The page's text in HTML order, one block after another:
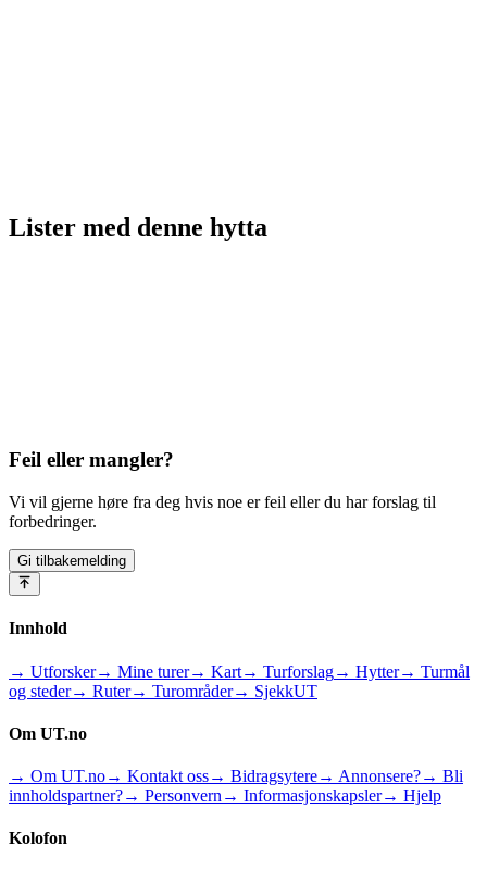
Lister med denne hytta
Feil eller mangler?
Vi vil gjerne høre fra deg hvis noe er feil eller du har forslag til
forbedringer.
Gi tilbakemelding
Innhold
→ Utforsker→ Mine turer→ Kart→ Turforslag→ Hytter→ Turmål
og steder→ Ruter→ Turområder→ SjekkUT
Om UT.no
→ Om UT.no→ Kontakt oss→ Bidragsytere→ Annonsere?→ Bli
innholdspartner?→ Personvern → Informasjonskapsler→ Hjelp
Kolofon